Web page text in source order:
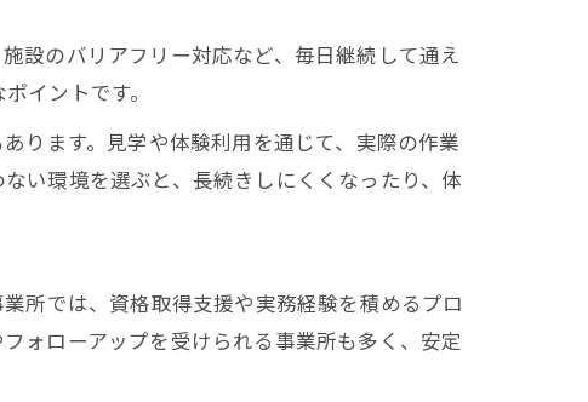
設のバリアフリー対応など、毎日継続して通え
イントです。
ります。見学や体験利用を通じて、実際の作業
い環境を選ぶと、長続きしにくくなったり、体
所では、資格取得支援や実務経験を積めるプロ
ォローアップを受けられる事業所も多く、安定